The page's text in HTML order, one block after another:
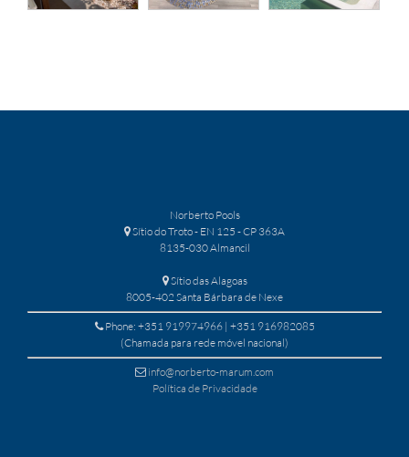
Pools
Pools
Pools
Norberto Pools
Sítio do Troto - EN 125 - CP 363A
8135-030 Almancil
Sítio das Alagoas
8005-402 Santa Bárbara de Nexe
Phone: +351 919974966 | +351 916982085
(Chamada para rede móvel nacional)
info@norberto-marum.com
Política de Privacidade